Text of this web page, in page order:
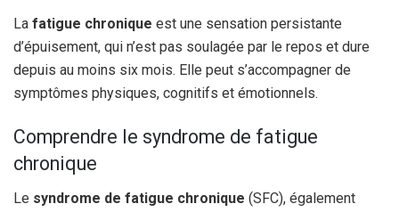
La fatigue chronique est une sensation persistante
d’épuisement, qui n’est pas soulagée par le repos et dure
depuis au moins six mois. Elle peut s’accompagner de
symptômes physiques, cognitifs et émotionnels.
Comprendre le syndrome de fatigue
chronique
Le syndrome de fatigue chronique (SFC), également